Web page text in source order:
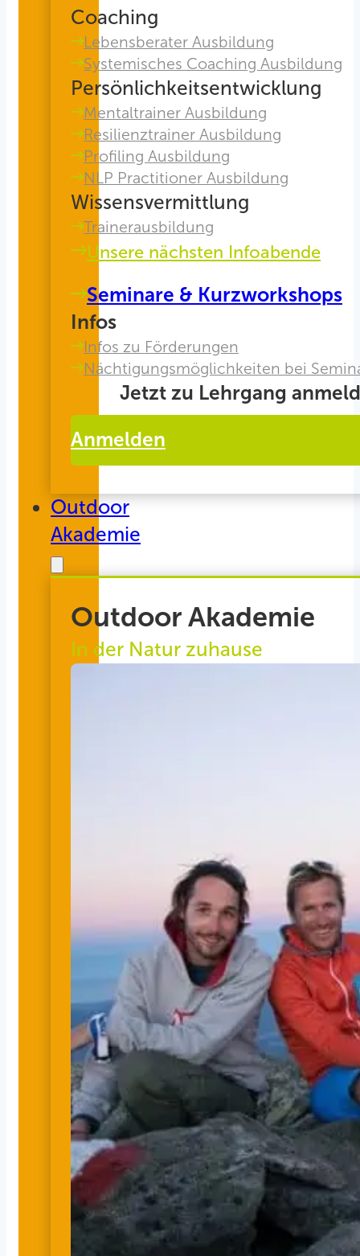
Coaching
Lebensberater Ausbildung
Systemisches Coaching Ausbildung
Persönlichkeitsentwicklung
Mentaltrainer Ausbildung
Resilienztrainer Ausbildung
Profiling Ausbildung
NLP Practitioner Ausbildung
Wissensvermittlung
Trainerausbildung
Unsere nächsten Infoabende
Seminare & Kurzworkshops
Infos
Infos zu Förderungen
Nächtigungsmöglichkeiten bei
Jetzt zu Lehrgang
Anmelden
Outdoor
Akademie
Outdoor Akademie
In der Natur zuhause